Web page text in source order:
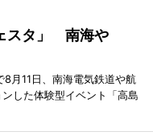
スタ」 南海や
月11日、南海電気鉄道や航
した体験型イベント「高島